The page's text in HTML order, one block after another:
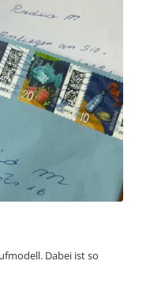
Dabei ist so